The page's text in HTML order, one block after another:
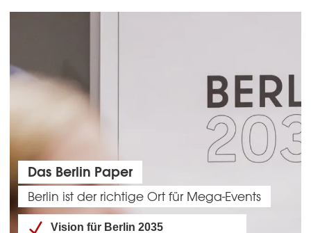
Das Berlin Paper
Berlin ist der richtige Ort für Mega-Events
Vision für Berlin 2035